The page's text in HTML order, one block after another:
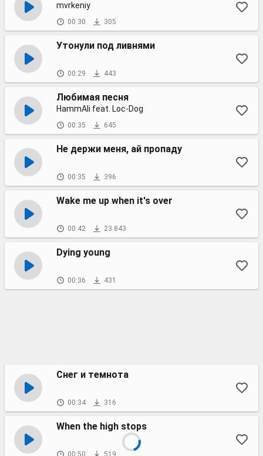
mvrkeniy
00:30 305
Утонули под ливнями
00:29 443
Любимая песня
HammAli feat. Loc-Dog
00:35 645
Не держи меня, ай пропаду
00:35 396
Wake me up when it's over
00:42 23 843
Dying young
00:36 431
Снег и темнота
00:34 316
When the high stops
00:50 519